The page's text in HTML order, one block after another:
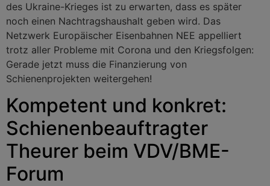
des Ukraine-Krieges ist zu erwarten, dass es später
noch einen Nachtragshaushalt geben wird. Das
Netzwerk Europäischer Eisenbahnen NEE appelliert
trotz aller Probleme mit Corona und den Kriegsfolgen:
Gerade jetzt muss die Finanzierung von
Schienenprojekten weitergehen!
Kompetent und konkret:
Schienenbeauftragter
Theurer beim VDV/BME-
Forum